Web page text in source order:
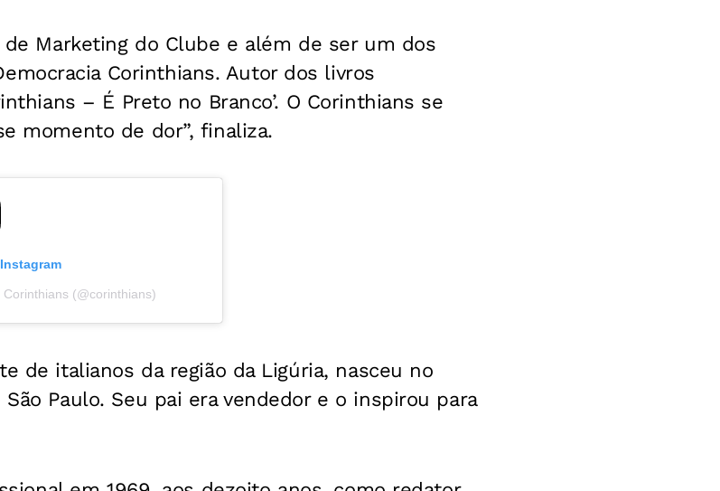
Marketing do Clube e além de ser um dos
Corinthians. Autor dos livros
– É Preto no Branco’. O Corinthians se
momento de dor”, finaliza.
(@corinthians)
de italianos da região da Ligúria, nasceu no
Paulo. Seu pai era vendedor e o inspirou para